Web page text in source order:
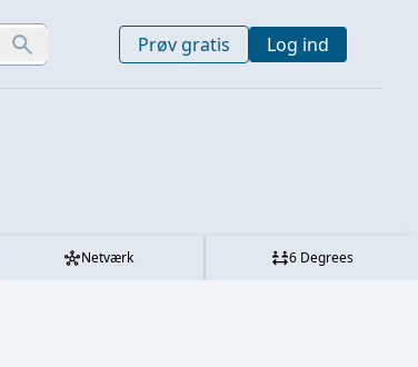
Prøv gratis Log ind
Netværk 6 Degrees